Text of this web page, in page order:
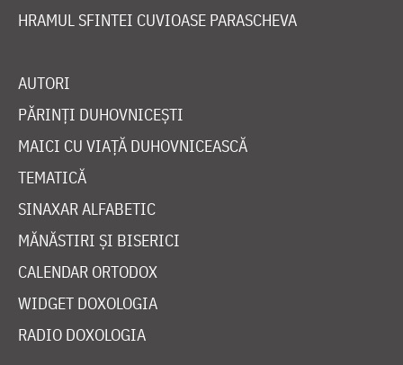
HRAMUL SFINTEI CUVIOASE PARASCHEVA
AUTORI
PĂRINȚI DUHOVNICEȘTI
MAICI CU VIAȚĂ DUHOVNICEASCĂ
TEMATICĂ
SINAXAR ALFABETIC
MĂNĂSTIRI ȘI BISERICI
CALENDAR ORTODOX
WIDGET DOXOLOGIA
RADIO DOXOLOGIA